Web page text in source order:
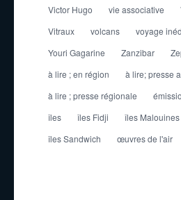
Victor Hugo
vie associative
Vitraux
volcans voyage
Youri Gagarine
Zanzibar
à lire ; en région
à lire; presse
à lire ; presse régionale
îles
îles Fidji îles Malouines
îles Sandwich
œuvres de l'air